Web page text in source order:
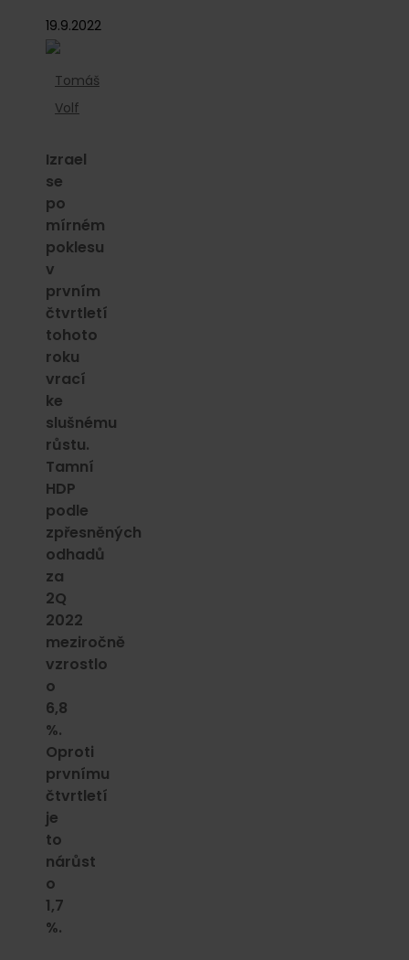
19.9.2022
Tomáš
Volf
Izrael
se
po
mírném
poklesu
v
prvním
čtvrtletí
tohoto
roku
vrací
ke
slušnému
růstu.
Tamní
HDP
podle
zpřesněných
odhadů
za
2Q
2022
meziročně
vzrostlo
o
6,8
%.
Oproti
prvnímu
čtvrtletí
je
to
nárůst
o
1,7
%.